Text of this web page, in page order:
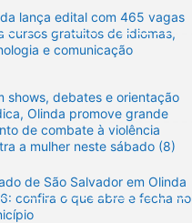
lança edital com 465 vagas
cursos gratuitos de idiomas,
e comunicação
shows, debates e orientação
Olinda promove grande
de combate à violência
a mulher neste sábado (8)
de São Salvador em Olinda
confira o que abre e fecha no